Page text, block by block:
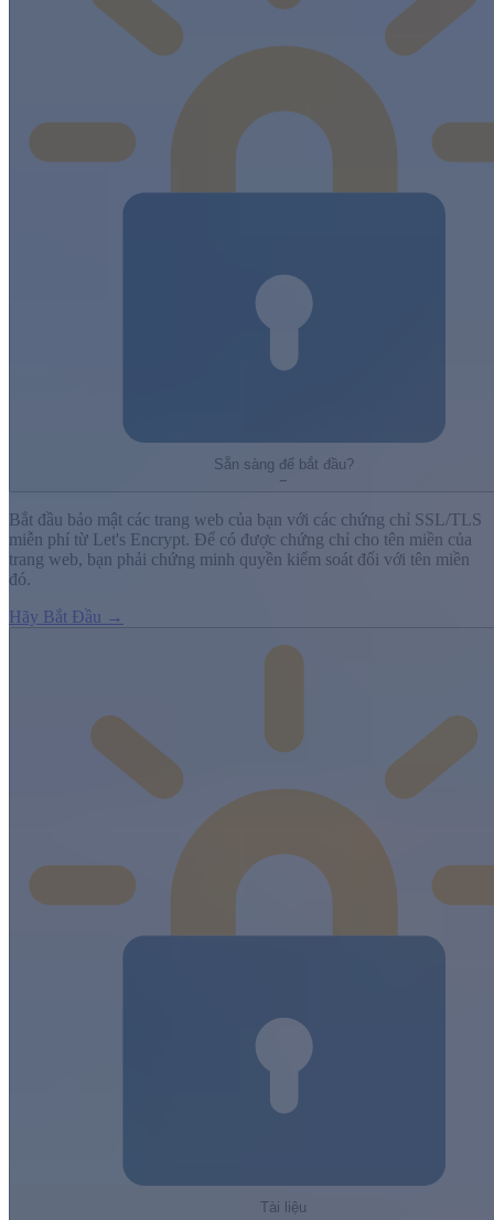
Sẵn sàng để bắt đầu?
−
Bắt đầu bảo mật các trang web của bạn với các chứng chỉ SSL/TLS
miễn phí từ Let's Encrypt. Để có được chứng chỉ cho tên miền của
trang web, bạn phải chứng minh quyền kiểm soát đối với tên miền
đó.
Hãy Bắt Đầu →
Tài liệu